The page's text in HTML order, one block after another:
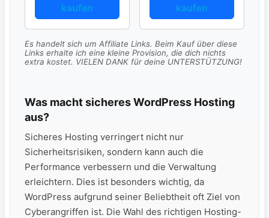
kaufen
kaufen
Es handelt sich um Affiliate Links. Beim Kauf über diese
Links erhalte ich eine kleine Provision, die dich nichts
extra kostet. VIELEN DANK für deine UNTERSTÜTZUNG!
Was macht sicheres WordPress Hosting
aus?
Sicheres Hosting verringert nicht nur
Sicherheitsrisiken, sondern kann auch die
Performance verbessern und die Verwaltung
erleichtern. Dies ist besonders wichtig, da
WordPress aufgrund seiner Beliebtheit oft Ziel von
Cyberangriffen ist. Die Wahl des richtigen Hosting-